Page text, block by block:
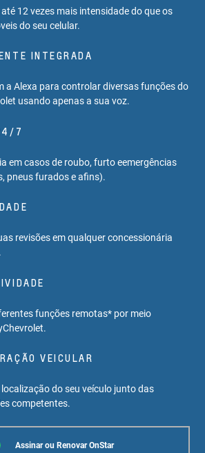
12 vezes mais intensidade do que os
do seu celular.
INTEGRADA
a Alexa para controlar diversas funções do
usando apenas a sua voz.
7
em casos de roubo, furto eemergências
pneus furados e afins).
revisões em qualquer concessionária
funções remotas* por meio
VEICULAR
do seu veículo junto das
competentes.
Assinar ou Renovar OnStar